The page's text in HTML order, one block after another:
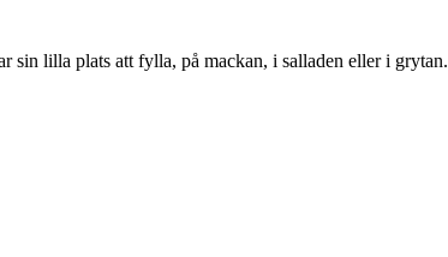
sin lilla plats att fylla, på mackan, i salladen eller i grytan.